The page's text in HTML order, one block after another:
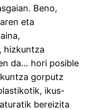
Beno,
eta
hizkuntza
da… hori posible
gorputz
ikus-
bereizita